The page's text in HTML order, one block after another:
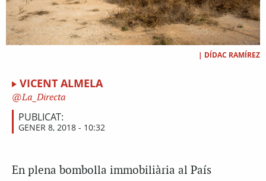
| DÍDAC RAMÍREZ
VICENT ALMELA
La_Directa
PUBLICAT:
GENER 8, 2018 - 10:32
En plena bombolla immobiliària al País